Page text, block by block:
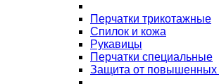
Перчатки трикотажные
Спилок и кожа
Рукавицы
Перчатки специальные
Защита от повышенных